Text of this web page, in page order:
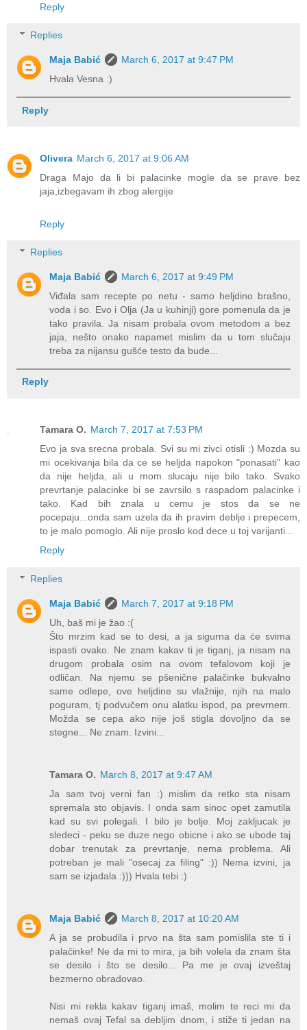
Reply
Replies
Maja Babić
March 6, 2017 at 9:47 PM
Hvala Vesna :)
Reply
Olivera March 6, 2017 at 9:06 AM
Draga Majo da li bi palacinke mogle da se prave bez
jaja,izbegavam ih zbog alergije
Reply
Replies
Maja Babić
March 6, 2017 at 9:49 PM
Viđala sam recepte po netu - samo heljdino brašno,
voda i so. Evo i Olja (Ja u kuhinji) gore pomenula da je
tako pravila. Ja nisam probala ovom metodom a bez
jaja, nešto onako napamet mislim da u tom slučaju
treba za nijansu gušće testo da bude...
Reply
Tamara O. March 7, 2017 at 7:53 PM
Evo ja sva srecna probala. Svi su mi zivci otisli :) Mozda su
mi ocekivanja bila da ce se heljda napokon "ponasati" kao
da nije heljda, ali u mom slucaju nije bilo tako. Svako
prevrtanje palacinke bi se zavrsilo s raspadom palacinke i
tako. Kad bih znala u cemu je stos da se ne
pocepaju...onda sam uzela da ih pravim deblje i prepecem,
to je malo pomoglo. Ali nije proslo kod dece u toj varijanti...
Reply
Replies
Maja Babić
March 7, 2017 at 9:18 PM
Uh, baš mi je žao :(
Što mrzim kad se to desi, a ja sigurna da će svima
ispasti ovako. Ne znam kakav ti je tiganj, ja nisam na
drugom probala osim na ovom tefalovom koji je
odličan. Na njemu se pšenične palačinke bukvalno
same odlepe, ove heljdine su vlažnije, njih na malo
poguram, tj podvučem onu alatku ispod, pa prevrnem.
Možda se cepa ako nije još stigla dovoljno da se
stegne... Ne znam. Izvini...
Tamara O. March 8, 2017 at 9:47 AM
Ja sam tvoj verni fan :) mislim da retko sta nisam
spremala sto objavis. I onda sam sinoc opet zamutila
kad su svi polegali. I bilo je bolje. Moj zakljucak je
sledeci - peku se duze nego obicne i ako se ubode taj
dobar trenutak za prevrtanje, nema problema. Ali
potreban je mali "osecaj za filing" :)) Nema izvini, ja
sam se izjadala :))) Hvala tebi :)
Maja Babić
March 8, 2017 at 10:20 AM
A ja se probudila i prvo na šta sam pomislila ste ti i
palačinke! Ne da mi to mira, ja bih volela da znam šta
se desilo i što se desilo... Pa me je ovaj izveštaj
bezmerno obradovao.
Nisi mi rekla kakav tiganj imaš, molim te reci mi da
nemaš ovaj Tefal sa debljim dnom, i stiže ti jedan na